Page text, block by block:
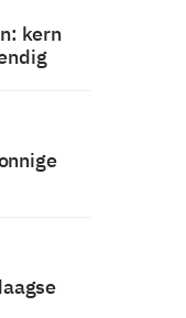
kern